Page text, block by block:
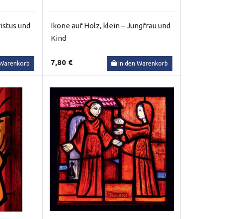
und
Ikone auf Holz, klein – Jungfrau und
Kind
7,80 € In den Warenkorb